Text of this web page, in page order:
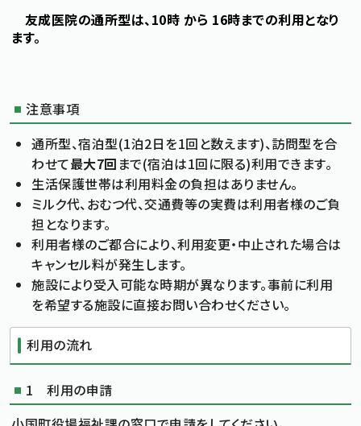
友成医院の通所型は、10時 から 16時までの利用となり
ます。
注意事項
通所型、宿泊型(1泊2日を1回と数えます)、訪問型を合
わせて最大7回 まで(宿泊は1回に限る)利用できます。
生活保護世帯は利用料金の負担はありません。
ミルク代、おむつ代、交通費等の実費は利用者様のご負
担となります。
利用者様のご都合により、利用変更・中止された場合は
キャンセル料が発生します。
施設により受入可能な時期が異なります。事前に利用
を希望する施設に直接お問い合わせください。
利用の流れ
1 利用の申請